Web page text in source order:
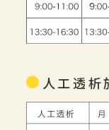
人工透析